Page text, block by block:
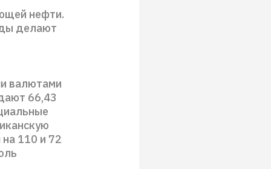
нефти.
делают
валютами
66,43
110 и 72